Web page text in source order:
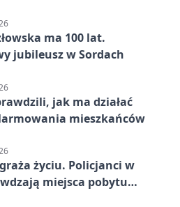
ma 100 lat.
jubileusz w Sordach
jak ma działać
mieszkańców
życiu. Policjanci w
miejsca pobytu